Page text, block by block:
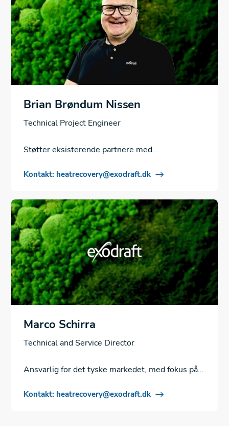
Brian Brøndum Nissen
Technical Project Engineer
Støtter eksisterende partnere med
ordrebehandling.
Kontakt: heatrecovery@exodraft.dk
Marco Schirra
Technical and Service Director
Ansvarlig for det tyske markedet, med fokus på
Kontakt: heatrecovery@exodraft.dk